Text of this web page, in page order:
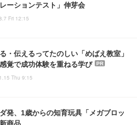
ーションテスト」伸芽会
Fri 12:15
・伝えるってたのしい「めばえ教室」
覚で成功体験を重ねる学び
PR
Thu 9:15
発、1歳からの知育玩具「メガブロッ
商品